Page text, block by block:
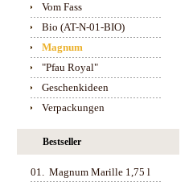
Vom Fass
Bio (AT-N-01-BIO)
Magnum
"Pfau Royal"
Geschenkideen
Verpackungen
Bestseller
01. Magnum Marille 1,75 l